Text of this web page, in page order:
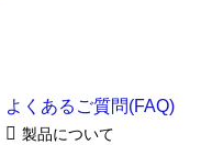
よくあるご質問(FAQ)
製品について